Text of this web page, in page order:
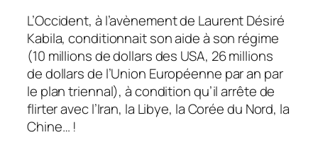
L’Occident, à l’avènement de Laurent Désiré
Kabila, conditionnait son aide à son régime
(10 millions de dollars des USA, 26 millions
de dollars de l’Union Européenne par an par
le plan triennal), à condition qu’il arrête de
flirter avec l’Iran, la Libye, la Corée du Nord, la
Chine… !